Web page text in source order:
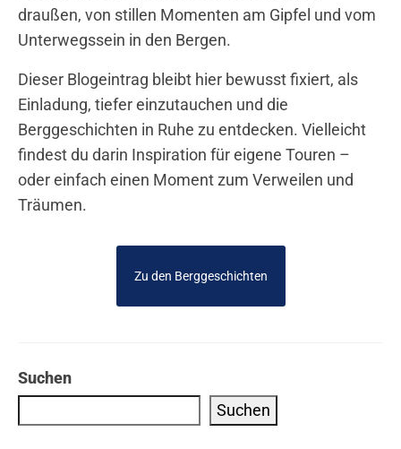
draußen, von stillen Momenten am Gipfel und vom
Unterwegssein in den Bergen.
Dieser Blogeintrag bleibt hier bewusst fixiert, als
Einladung, tiefer einzutauchen und die
Berggeschichten in Ruhe zu entdecken. Vielleicht
findest du darin Inspiration für eigene Touren –
oder einfach einen Moment zum Verweilen und
Träumen.
Zu den Berggeschichten
Suchen
Suchen